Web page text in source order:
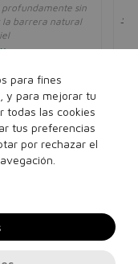
profundamente sin
la barrera natural
ml 473 ml
1 Litros
a la cesta
para fines
y para mejorar tu
todas las cookies
tus preferencias
por rechazar el